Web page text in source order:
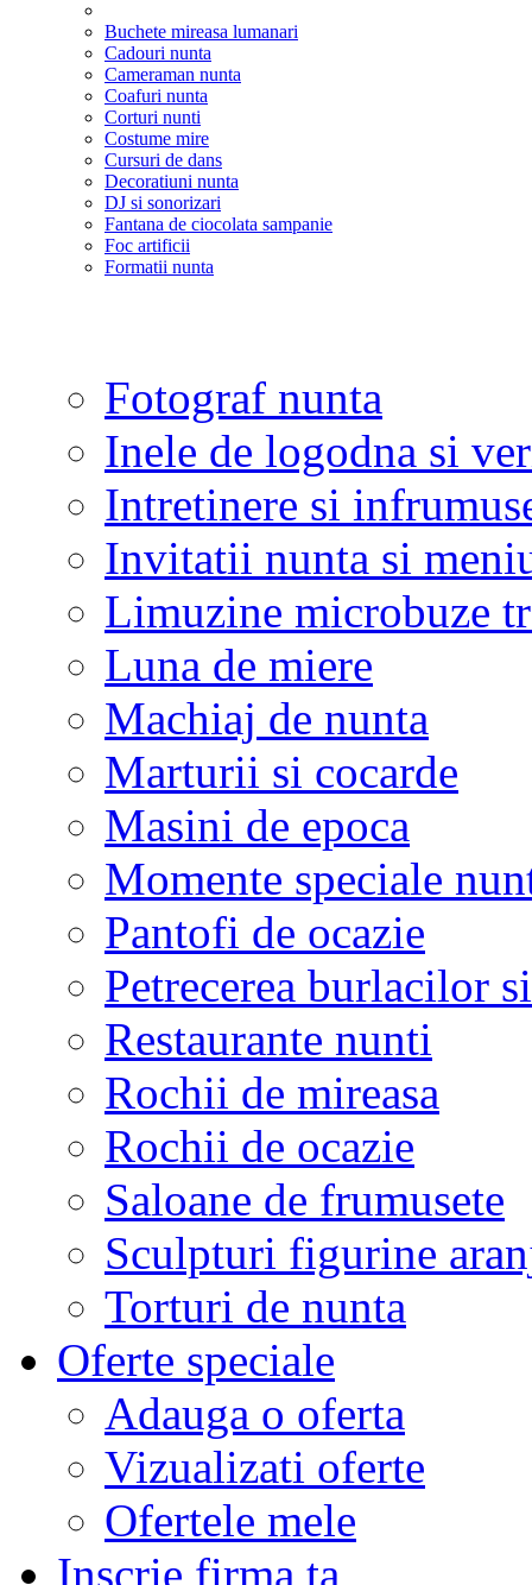
Buchete mireasa lumanari
Cadouri nunta
Cameraman nunta
Coafuri nunta
Corturi nunti
Costume mire
Cursuri de dans
Decoratiuni nunta
DJ si sonorizari
Fantana de ciocolata sampanie
Foc artificii
Formatii nunta
Fotograf nunta
Inele de logodna si
Intretinere si
Invitatii nunta si
Limuzine microbuze
Luna de miere
Machiaj de nunta
Marturii si cocarde
Masini de epoca
Momente speciale
Pantofi de ocazie
Petrecerea burlacilor
Restaurante nunti
Rochii de mireasa
Rochii de ocazie
Saloane de frumusete
Sculpturi figurine
Torturi de nunta
Oferte speciale
Adauga o oferta
Vizualizati oferte
Ofertele mele
Inscrie firma ta